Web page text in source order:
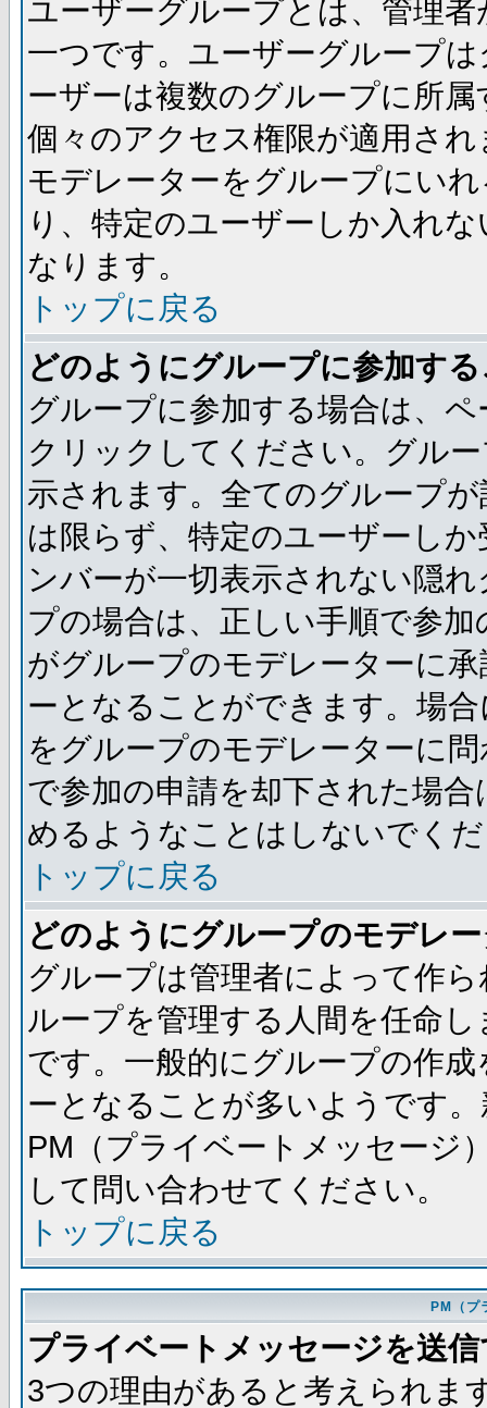
ユーザーグループとは、管理
一つです。ユーザーグループ
ーザーは複数のグループに所
個々のアクセス権限が適用さ
モデレーターをグループにい
り、特定のユーザーしか入れ
なります。
トップに戻る
どのようにグループに参加す
グループに参加する場合は、
クリックしてください。グル
示されます。全てのグループ
は限らず、特定のユーザーし
ンバーが一切表示されない隠
プの場合は、正しい手順で参
がグループのモデレーターに
ーとなることができます。場
をグループのモデレーターに
で参加の申請を却下された場
めるようなことはしないでく
トップに戻る
どのようにグループのモデレ
グループは管理者によって作
ループを管理する人間を任命
です。一般的にグループの作
ーとなることが多いようです
PM（プライベートメッセージ
して問い合わせてください。
トップに戻る
PM（プ
プライベートメッセージを送
3つの理由があると考えられま